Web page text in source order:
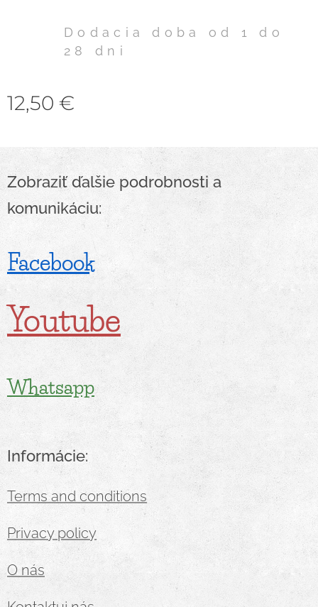
Dodacia doba od 1 do
28 dni
12,50 €
Zobraziť ďalšie podrobnosti a
komunikáciu:
Facebook
Youtube
Whatsapp
Informácie:
Terms and conditions
Privacy policy
O nás